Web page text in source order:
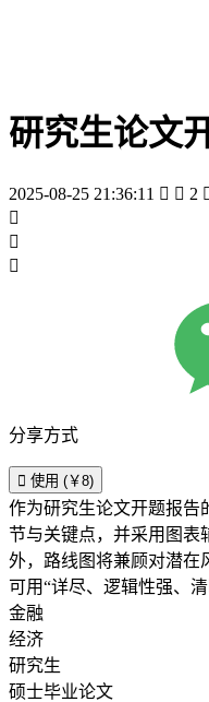
研究生论文
2025-08-25 21:36:11   2



分享方式
 使用 (￥8)
作为研究生论文开题报告
节与关键点，并采用图表辅助说明以提高易读性。 此技术路线图的核心内容在于精准界定研究
外，路线图将兼顾对潜在风险和挑战的预见与应
可用“详尽、逻辑性强、
金融
经济
研究生
硕士毕业论文